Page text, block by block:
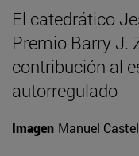
El catedrático
Premio Barry J.
contribución al
autorregulado
Imagen Manuel